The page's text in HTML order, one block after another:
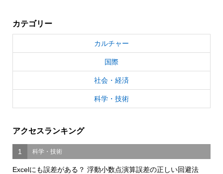
カテゴリー
カルチャー
国際
社会・経済
科学・技術
アクセスランキング
1 科学・技術
Excelにも誤差がある？ 浮動小数点演算誤差の正しい回避法